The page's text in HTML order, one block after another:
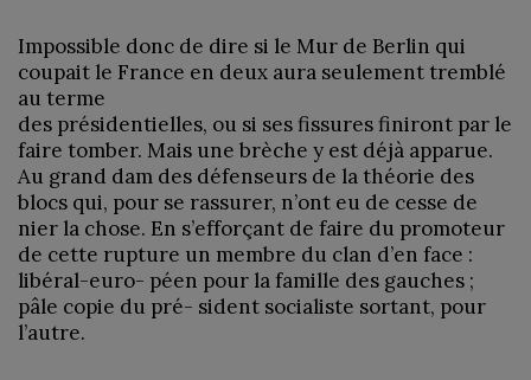
Impossible donc de dire si le Mur de Berlin qui
coupait le France en deux aura seulement tremblé
au terme
des présidentielles, ou si ses fissures finiront par le
faire tomber. Mais une brèche y est déjà apparue.
Au grand dam des défenseurs de la théorie des
blocs qui, pour se rassurer, n’ont eu de cesse de
nier la chose. En s’efforçant de faire du promoteur
de cette rupture un membre du clan d’en face :
libéral-euro- péen pour la famille des gauches ;
pâle copie du pré- sident socialiste sortant, pour
l’autre.